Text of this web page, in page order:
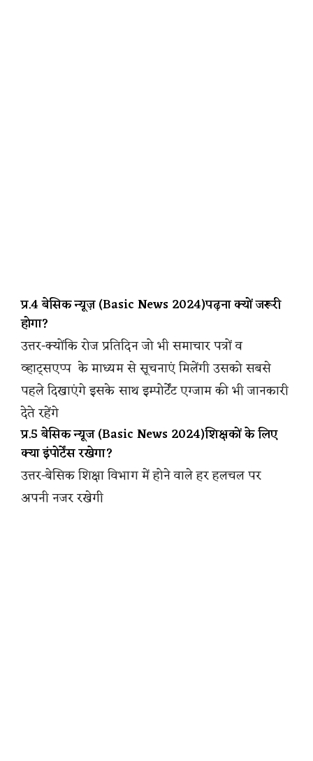
प्र.4 बेसिक न्यूज़ (Basic News 2024)पढ़ना क्यों जरूरी
होगा?
उत्तर-क्योंकि रोज प्रतिदिन जो भी समाचार पत्रों व
व्हाट्सएप्प के माध्यम से सूचनाएं मिलेंगी उसको सबसे
पहले दिखाएंगे इसके साथ इम्पोर्टेंट एग्जाम की भी जानकारी
देते रहेंगे
प्र.5 बेसिक न्यूज (Basic News 2024)शिक्षकों के लिए
क्या इंपोर्टेंस रखेगा?
उत्तर-बेसिक शिक्षा विभाग में होने वाले हर हलचल पर
अपनी नजर रखेगी